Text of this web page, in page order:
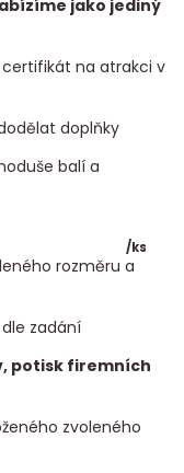
/ks
jako jediný
certifikát na atrakci v
doplňky
balí a
rozměru a
zadání
potisk firemních
zvoleného